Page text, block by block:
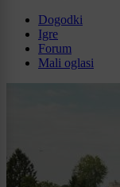
Dogodki
Igre
Forum
Mali oglasi